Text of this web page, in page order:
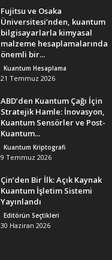
Fujitsu ve Osaka
Üniversitesi’nden, kuantum
bilgisayarlarla kimyasal
malzeme hesaplamalarında
önemli bir...
Kuantum Hesaplama
21 Temmuz 2026
ABD’den Kuantum Çağı İçin
Stratejik Hamle: İnovasyon,
Kuantum Sensörler ve Post-
Kuantum...
Kuantum Kriptografi
9 Temmuz 2026
Çin’den Bir İlk: Açık Kaynak
Kuantum İşletim Sistemi
Yayınlandı
Editörün Seçtikleri
30 Haziran 2026